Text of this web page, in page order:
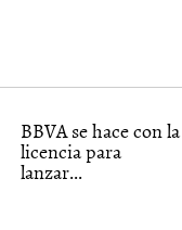
BBVA se hace con la
licencia para
lanzar...